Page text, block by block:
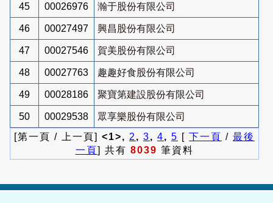
45 00026976 瀚于股份有限公司
46 00027497 興昌股份有限公司
47 00027546 賀美股份有限公司
48 00027763 趣趣好食股份有限公司
49 00028186 聚寶第建設股份有限公司
50 00029538
眾享樂股份有限公司
[第一頁 / 上一頁] <1>, 2 , 3, 4, 5 [ 下一頁 / 最後
一頁] 共有 8039 筆資料